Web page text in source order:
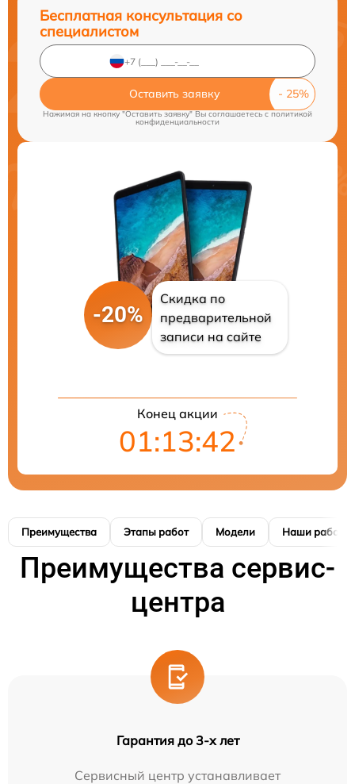
Бесплатная консультация со
специалистом
Оставить заявку
Нажимая на кнопку "Оставить заявку" Вы соглашаетесь cполитикой
конфиденциальности
-20%
Скидка по
предварительной
записи на сайте
Конец акции
01:13:42
Преимущества Этапы работ Модели Наши работы
Преимущества сервис-
центра
Гарантия до 3-х лет
Сервисный центр устанавливает